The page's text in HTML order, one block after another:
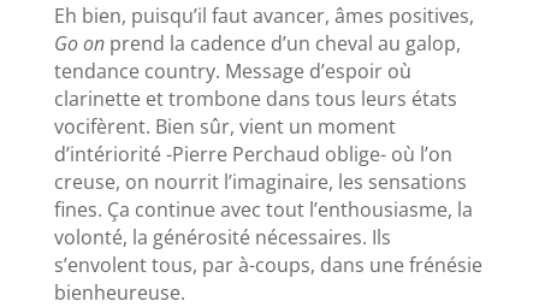
Eh bien, puisqu’il faut avancer, âmes positives,
Go on prend la cadence d’un cheval au galop,
tendance country. Message d’espoir où
clarinette et trombone dans tous leurs états
vocifèrent. Bien sûr, vient un moment
d’intériorité -Pierre Perchaud oblige- où l’on
creuse, on nourrit l’imaginaire, les sensations
fines. Ça continue avec tout l’enthousiasme, la
volonté, la générosité nécessaires. Ils
s’envolent tous, par à-coups, dans une frénésie
bienheureuse.